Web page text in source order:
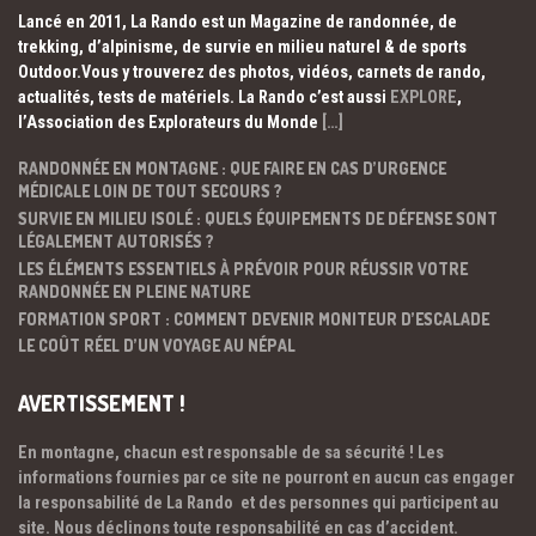
Lancé en 2011, La Rando est un Magazine de randonnée, de
trekking, d’alpinisme, de survie en milieu naturel & de sports
Outdoor.Vous y trouverez des photos, vidéos, carnets de rando,
actualités, tests de matériels. La Rando c’est aussi EXPLORE,
l’Association des Explorateurs du Monde […]
RANDONNÉE EN MONTAGNE : QUE FAIRE EN CAS D’URGENCE
MÉDICALE LOIN DE TOUT SECOURS ?
SURVIE EN MILIEU ISOLÉ : QUELS ÉQUIPEMENTS DE DÉFENSE SONT
LÉGALEMENT AUTORISÉS ?
LES ÉLÉMENTS ESSENTIELS À PRÉVOIR POUR RÉUSSIR VOTRE
RANDONNÉE EN PLEINE NATURE
FORMATION SPORT : COMMENT DEVENIR MONITEUR D’ESCALADE
LE COÛT RÉEL D’UN VOYAGE AU NÉPAL
AVERTISSEMENT !
En montagne, chacun est responsable de sa sécurité ! Les
informations fournies par ce site ne pourront en aucun cas engager
la responsabilité de La Rando et des personnes qui participent au
site. Nous déclinons toute responsabilité en cas d’accident.